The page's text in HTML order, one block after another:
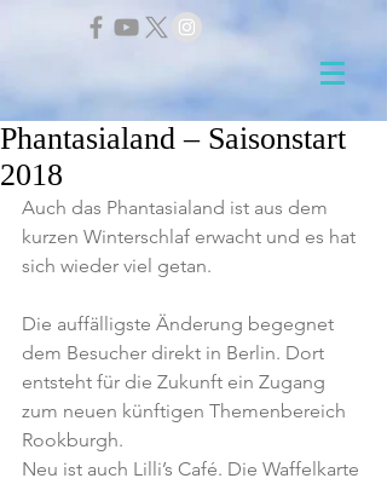
Phantasialand – Saisonstart
2018
Auch das Phantasialand ist aus dem
kurzen Winterschlaf erwacht und es hat
sich wieder viel getan.
Die auffälligste Änderung begegnet
dem Besucher direkt in Berlin. Dort
entsteht für die Zukunft ein Zugang
zum neuen künftigen Themenbereich
Rookburgh.
Neu ist auch Lilli’s Café. Die Waffelkarte